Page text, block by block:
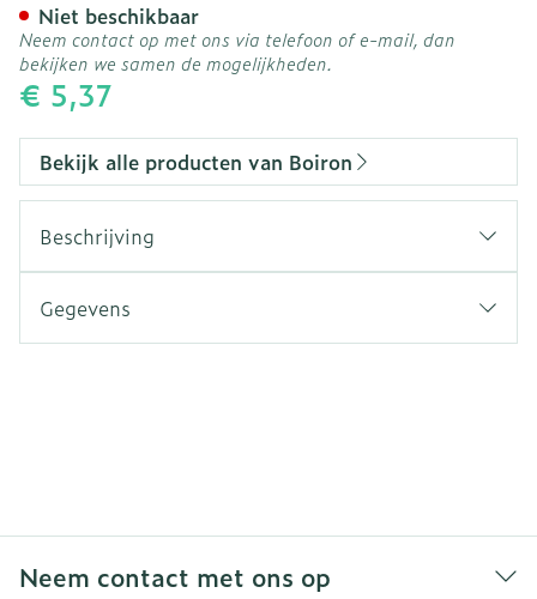
€ 5,37
Niet beschikbaar
Neem contact op met ons via telefoon of e-mail, dan
bekijken we samen de mogelijkheden.
Bekijk alle producten van Boiron
Beschrijving
Gegevens
Neem contact met ons op